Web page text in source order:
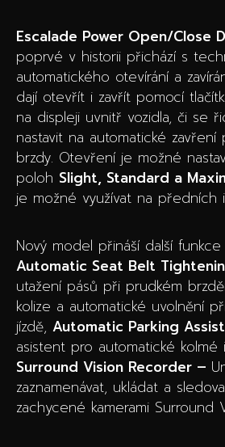
Escalade Power Open/Close
poprvé v historii přichází s
automatického otevírání a
dají otevřít i zavřít pomocí
na displeji uvnitř vozidla, či se
nastavit na automatické
brzdy. Otevření je možné
poloh Slight, Standard a
je možné využívat na předních
Nový model přináší další funkce
Automatic Seat Belt
utažení pásů při prudkém
kolize a automatické uvolnění
jízdě, Automatic Parking
asistent pro automatické kolmé
Surround Vision Recorder –
zaznamenávat, ukládat a
zachycené kamerami Surround